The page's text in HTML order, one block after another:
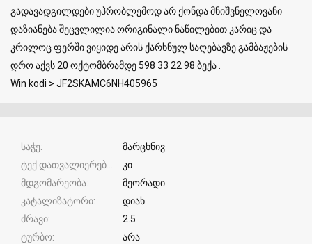
გადავადგილდები უპრობლემოდ არ ქონდა მნიშვნელოვანი
დაზიანება შეცვლილია ორიგინალი ნაწილებით კარიც და
კრილოც ფერში ვიყიდე არის ქარხნულ საღებავზე გამბაჟების
დრო აქვს 20 ოქტომბრამდე 598 33 22 98 ბექა .
Win kodi > JF2SKAMC6NH405965
საჭე
მარცხნივ
კი
მდგომარეობა
მეორადი
კატალიზატორი
დიახ
ძრავი
2.5
ტურბო
არა